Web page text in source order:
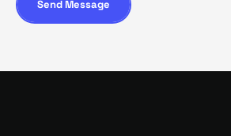
Send Message